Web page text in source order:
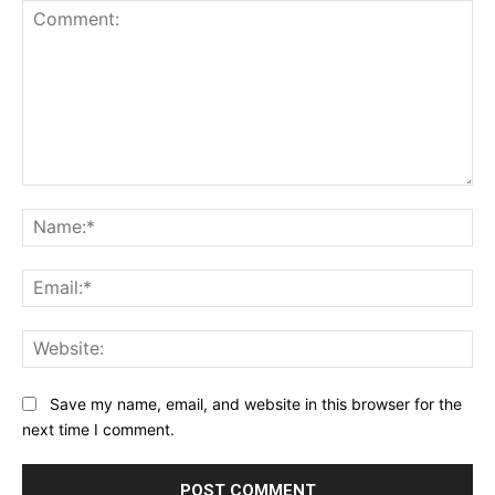
Save my name, email, and website in this browser for the
next time I comment.